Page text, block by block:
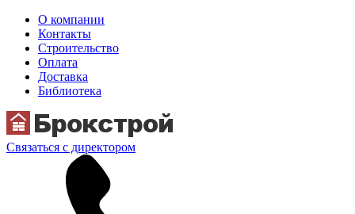
О компании
Контакты
Строительство
Оплата
Доставка
Библиотека
Связаться с директором